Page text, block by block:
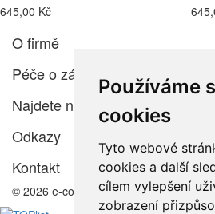
Používáme
cookies
Tyto webové
cookies a další
cílem vylepšení
zobrazení
645,00 Kč
O firmě
Péče o zákazníka
Najdete nás
Odkazy
Kontakt
© 2026 e-color.cz